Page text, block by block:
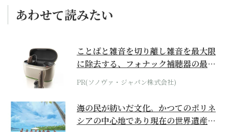
あわせて読みたい
ことばと雑音を切り離し雑音を最大限
に除去する、フォナック補聴器の最上
位モデル
PR(ソノヴァ・ジャパン株式会社)
海の民が紡いだ文化。かつてのポリネ
シアの中心地であり現在の世界遺産か